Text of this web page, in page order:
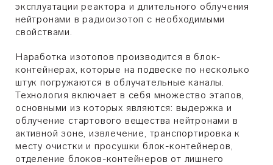
эксплуатации реактора и длительного облучения
нейтронами в радиоизотоп с необходимыми
свойствами.
Наработка изотопов производится в блок-
контейнерах, которые на подвеске по несколько
штук погружаются в облучательные каналы.
Технология включает в себя множество этапов,
основными из которых являются: выдержка и
облучение стартового вещества нейтронами в
активной зоне, извлечение, транспортировка к
месту очистки и просушки блок-контейнеров,
отделение блоков-контейнеров от лишнего